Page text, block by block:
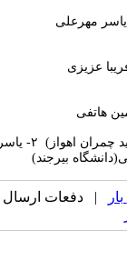
مهرعلی
عزیزی
هاتفی
۱- الهام بهشاد(دانشگاه شهید چمران اهواز) ۲- یاسر
| دفعات ارسال